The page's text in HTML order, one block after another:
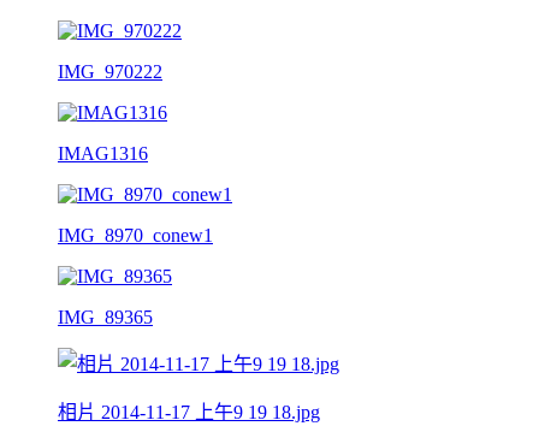
IMG_970222
IMAG1316
IMG_8970_conew1
IMG_89365
相片 2014-11-17 上午9 19 18.jpg